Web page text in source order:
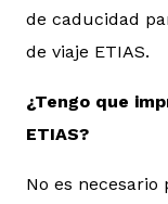
de caducidad
de viaje ETIAS.
¿Tengo que
ETIAS?
No es